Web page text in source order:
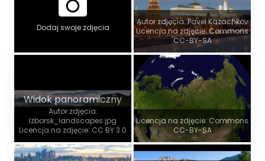
Dodaj swoje zdjęcia
Autor zdjęcia: Pavel Kazachkov
Licencja na zdjęcie: Commons
CC-BY-SA
Widok panoramiczny
Autor zdjęcia:
Izborsk_landscapes.jpg
Licencja na zdjęcie: CC BY 3.0
Licencja na zdjęcie: Commons
CC-BY-SA